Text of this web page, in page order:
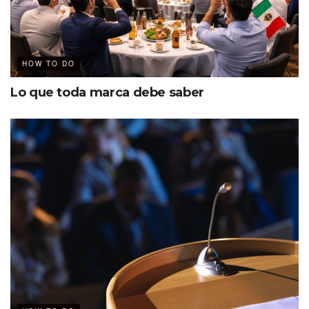
brindar datos de contactos como números de teléfonos o
e-mails.
Código de vestimenta
HOW TO DO
Lo que toda marca debe saber